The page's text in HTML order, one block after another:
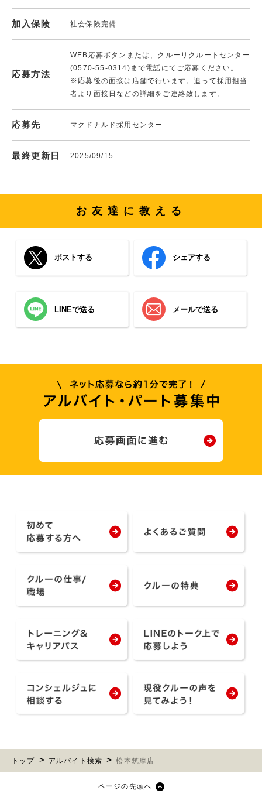
加入保険 社会保険完備
応募方法
WEB応募ボタンまたは、クルーリクルートセンター
(0570-55-0314)まで電話にてご応募ください。
※応募後の面接は店舗で行います。追って採用担当
者より面接日などの詳細をご連絡致します。
応募先 マクドナルド採用センター
最終更新日 2025/09/15
お友達に教える
ポストする シェアする
LINEで送る メールで送る
トップ アルバイト検索 松本筑摩店
ページの先頭へ